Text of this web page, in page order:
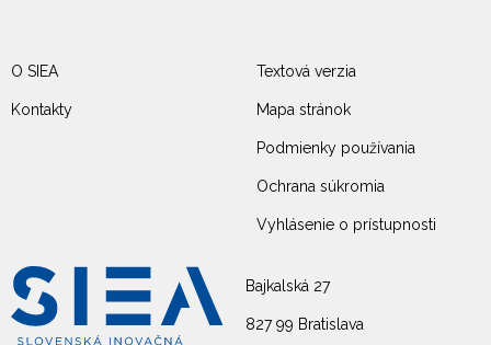
Bajkalská 27
827 99 Bratislava
O SIEA
Kontakty
Textová verzia
Mapa stránok
Podmienky používania
Ochrana súkromia
Vyhlásenie o prístupnosti